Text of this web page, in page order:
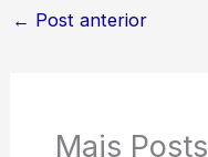
← Post anterior
Mais Posts